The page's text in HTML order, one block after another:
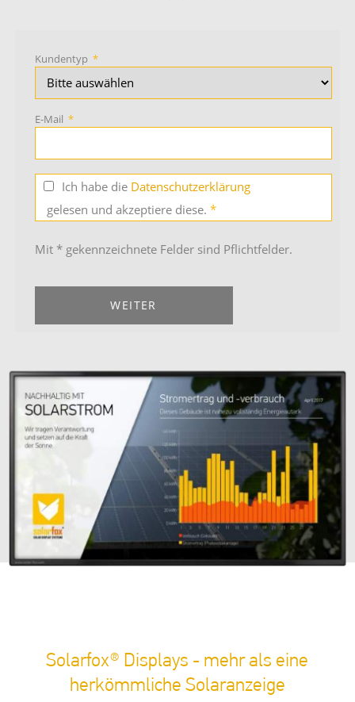
Kundentyp *
E-Mail *
Ich habe die Datenschutzerklärung
gelesen und akzeptiere diese. *
Mit * gekennzeichnete Felder sind Pflichtfelder.
WEITER
Solarfox® Displays - mehr als eine
herkömmliche Solaranzeige